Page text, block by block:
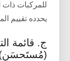
للمركبات ذات
يحدده تقييم
ج. قائمة